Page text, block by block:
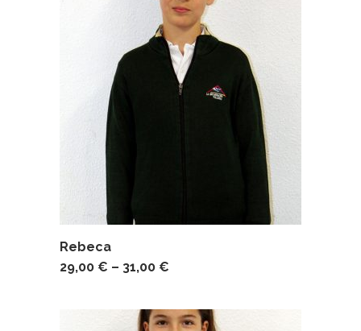
Rebeca
29,00 € – 31,00 €